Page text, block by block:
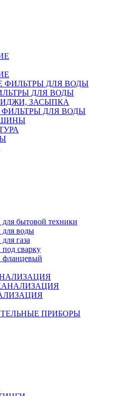
ФИЛЬТРЫ ДЛЯ ВОДЫ
ДЛЯ ВОДЫ
ЗАСЫПКА
ДЛЯ ВОДЫ
бытовой техники
воды
газа
сварку
фланцевый
ПРИБОРЫ